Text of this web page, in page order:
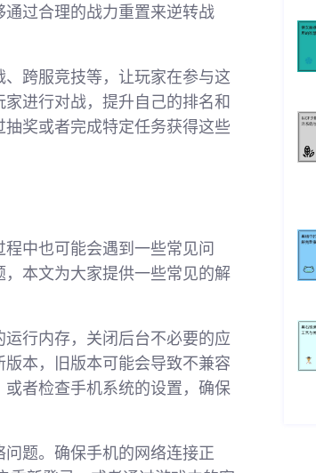
过合理的战力重置来逆转战
跨服竞技等，让玩家在参与这
进行对战，提升自己的排名和
奖或者完成特定任务获得这些
中也可能会遇到一些常见问
本文为大家提供一些常见的解
行内存，关闭后台不必要的应
本，旧版本可能会导致不兼容
者检查手机系统的设置，确保
题。确保手机的网络连接正